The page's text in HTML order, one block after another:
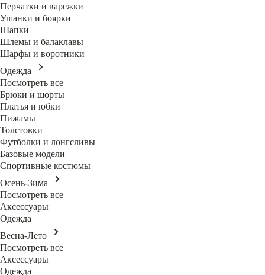
Перчатки и варежки
Ушанки и боярки
Шапки
Шлемы и балаклавы
Шарфы и воротники
Одежда
Посмотреть все
Брюки и шорты
Платья и юбки
Пижамы
Толстовки
Футболки и лонгсливы
Базовые модели
Спортивные костюмы
Осень-Зима
Посмотреть все
Аксессуары
Одежда
Весна-Лето
Посмотреть все
Аксессуары
Одежда